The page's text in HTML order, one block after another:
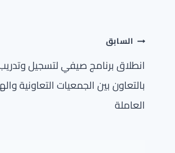
تصفّح
المقالات
السابق
انطلاق برنامج صيفي لتسجيل وتدريب
بالتعاون بين الجمعيات التعاونية
العاملة